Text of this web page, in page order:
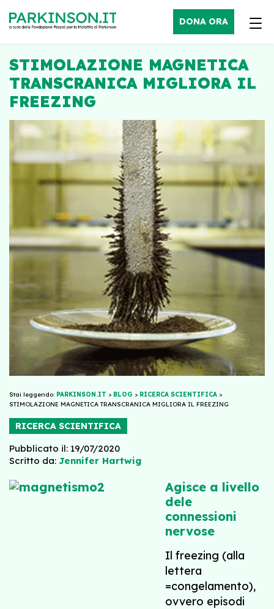
DONA ORA
STIMOLAZIONE MAGNETICA
TRANSCRANICA MIGLIORA IL
FREEZING
Stai leggendo: PARKINSON.IT > BLOG > RICERCA SCIENTIFICA >
STIMOLAZIONE MAGNETICA TRANSCRANICA MIGLIORA IL FREEZING
RICERCA SCIENTIFICA
Pubblicato il: 19/07/2020
Scritto da: Jennifer Hartwig
Agisce a livello
dele
connessioni
nervose
Il freezing (alla
lettera
=congelamento),
ovvero episodi